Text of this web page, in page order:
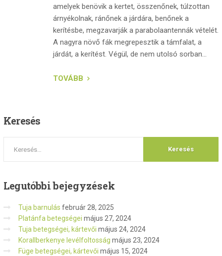
amelyek benövik a kertet, összenőnek, túlzottan
árnyékolnak, ránőnek a járdára, benőnek a
kerítésbe, megzavarják a parabolaantennák vételét.
A nagyra növő fák megrepesztik a támfalat, a
járdát, a kerítést. Végül, de nem utolsó sorban...
TOVÁBB
Keresés
Legutóbbibejegyzések
Tuja barnulás február 28, 2025
Platánfa betegségei május 27, 2024
Tuja betegségei, kártevői május 24, 2024
Korallberkenye levélfoltosság május 23, 2024
Füge betegségei, kártevői május 15, 2024